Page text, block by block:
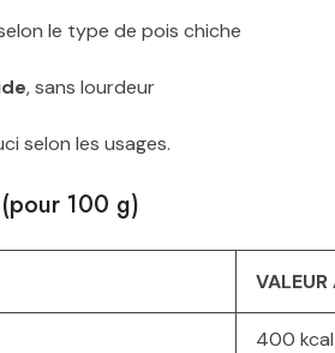
le type de pois chiche
, sans lourdeur
selon les usages.
100 g)
400 kcal